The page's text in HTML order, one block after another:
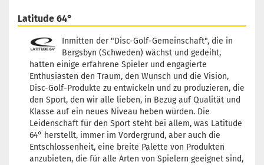
Latitude 64°
Inmitten der "Disc-Golf-Gemeinschaft", die in
Bergsbyn (Schweden) wächst und gedeiht,
hatten einige erfahrene Spieler und engagierte
Enthusiasten den Traum, den Wunsch und die Vision,
Disc-Golf-Produkte zu entwickeln und zu produzieren, die
den Sport, den wir alle lieben, in Bezug auf Qualität und
Klasse auf ein neues Niveau heben würden. Die
Leidenschaft für den Sport steht bei allem, was Latitude
64° herstellt, immer im Vordergrund, aber auch die
Entschlossenheit, eine breite Palette von Produkten
anzubieten, die für alle Arten von Spielern geeignet sind,